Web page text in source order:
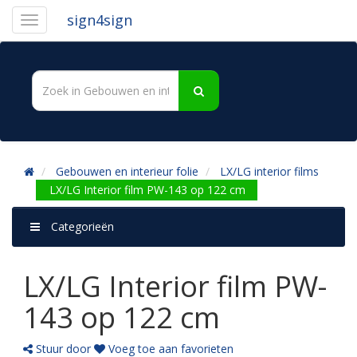
sign4sign
Gebouwen en interieur folie
LX/LG interior films
LX/LG Interior film PW-143 op 122 cm
Categorieën
LX/LG Interior film PW-
143 op 122 cm
Stuur door Voeg toe aan favorieten